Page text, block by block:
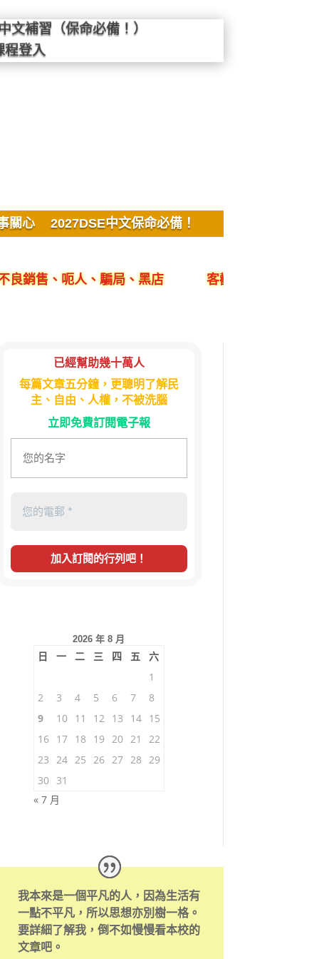
文補習（保命必備！）
程登入
關心 2027DSE中文保命必備！
人、騙局、黑店 客觀評價YYLam林溢欣DSE
已經幫助幾十萬人
每篇文章五分鐘，更聰明了解民
主、自由、人權，不被洗腦
立即免費訂閱電子報
2026 年 8 月
日 一 二 三 四 五
六
1
2
3 4 5 6 7
8
9
10 11 12 13 14
15
16
17 18 19 20 21
22
23 24 25 26 27 28 29
30
31
« 7 月
我本來是一個平凡的人，因為生活有
一點不平凡，所以思想亦別樹一格。
要詳細了解我，倒不如慢慢看本校的
文章吧。